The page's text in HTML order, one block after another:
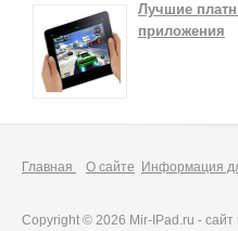
Лучшие
приложения
Главная О сайте Информация
Copyright © 2026 Mir-IPad.ru -